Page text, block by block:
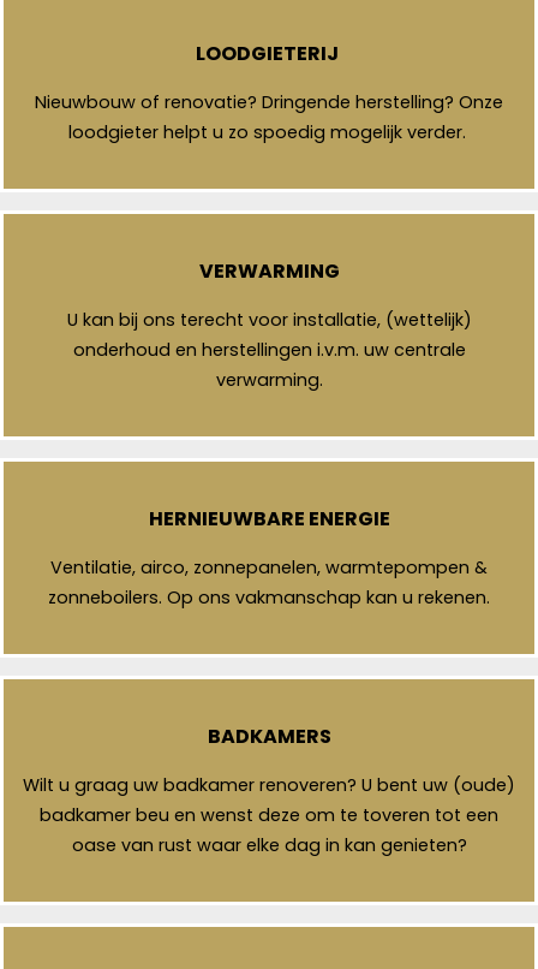
LOODGIETERIJ
Nieuwbouw of renovatie? Dringende herstelling? Onze
loodgieter helpt u zo spoedig mogelijk verder.
VERWARMING
U kan bij ons terecht voor installatie, (wettelijk)
onderhoud en herstellingen i.v.m. uw centrale
verwarming.
HERNIEUWBARE ENERGIE
Ventilatie, airco, zonnepanelen, warmtepompen &
zonneboilers. Op ons vakmanschap kan u rekenen.
BADKAMERS
Wilt u graag uw badkamer renoveren? U bent uw (oude)
badkamer beu en wenst deze om te toveren tot een
oase van rust waar elke dag in kan genieten?